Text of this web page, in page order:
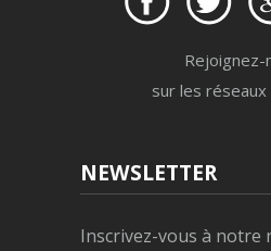
Rejoignez-
sur les réseaux
NEWSLETTER
Inscrivez-vous à notre